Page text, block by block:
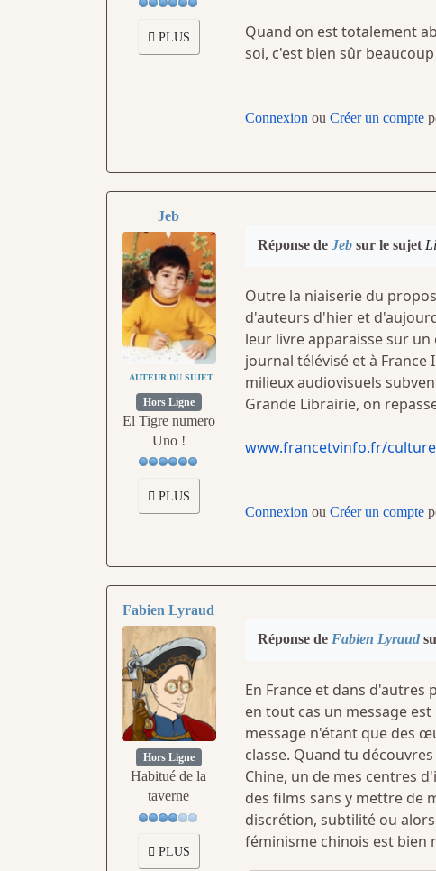
PLUS
Quand on est totalement
soi, c'est bien sûr
Connexion ou Créer un compte
Jeb
AUTEUR DU SUJET
Hors Ligne
El Tigre numero
Uno !
PLUS
Réponse de Jebsur le sujet
Outre la niaiserie du
d'auteurs d'hier et
leur livre apparaisse sur
journal télévisé et à
milieux audiovisuels
Grande Librairie, on
www.francetvinfo.fr/
Connexion ou Créer un compte
Fabien Lyraud
Hors Ligne
Habitué de la
taverne
PLUS
Réponse de Fabien Lyraud
En France et dans
en tout cas un message
message n'étant que des
classe. Quand tu
Chine, un de mes centres
des films sans y mettre de
discrétion, subtilité ou
féminisme chinois est bien